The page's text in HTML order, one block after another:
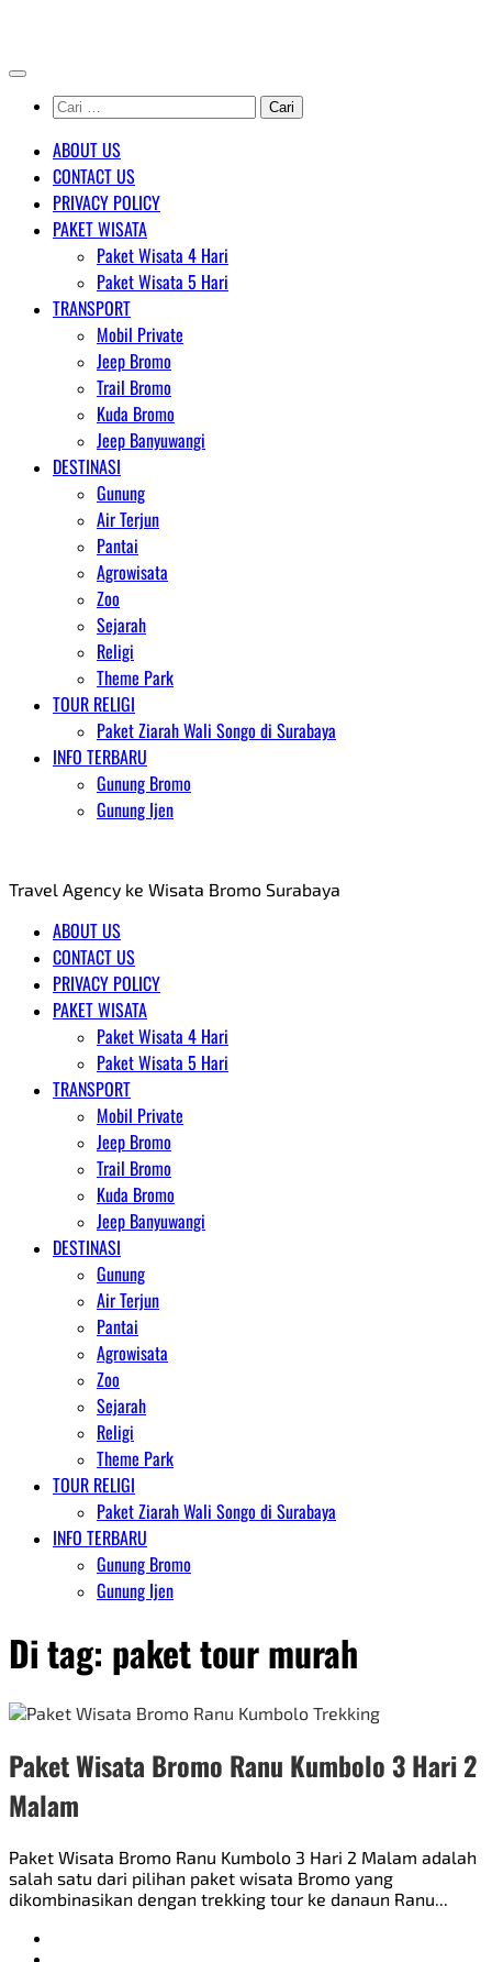
content
Cari
untuk:
ABOUT US
CONTACT US
PRIVACY POLICY
PAKET WISATA
Paket Wisata 4 Hari
Paket Wisata 5 Hari
TRANSPORT
Mobil Private
Jeep Bromo
Trail Bromo
Kuda Bromo
Jeep Banyuwangi
DESTINASI
Gunung
Air Terjun
Pantai
Agrowisata
Zoo
Sejarah
Religi
Theme Park
TOUR RELIGI
Paket Ziarah Wali Songo di Surabaya
INFO TERBARU
Gunung Bromo
Gunung Ijen
Travel Agency ke Wisata Bromo Surabaya
ABOUT US
CONTACT US
PRIVACY POLICY
PAKET WISATA
Paket Wisata 4 Hari
Paket Wisata 5 Hari
TRANSPORT
Mobil Private
Jeep Bromo
Trail Bromo
Kuda Bromo
Jeep Banyuwangi
DESTINASI
Gunung
Air Terjun
Pantai
Agrowisata
Zoo
Sejarah
Religi
Theme Park
TOUR RELIGI
Paket Ziarah Wali Songo di Surabaya
INFO TERBARU
Gunung Bromo
Gunung Ijen
Di tag: paket tour murah
Paket Wisata Bromo Ranu Kumbolo 3 Hari 2
Malam
Paket Wisata Bromo Ranu Kumbolo 3 Hari 2 Malam adalah
salah satu dari pilihan paket wisata Bromo yang
dikombinasikan dengan trekking tour ke danaun Ranu...